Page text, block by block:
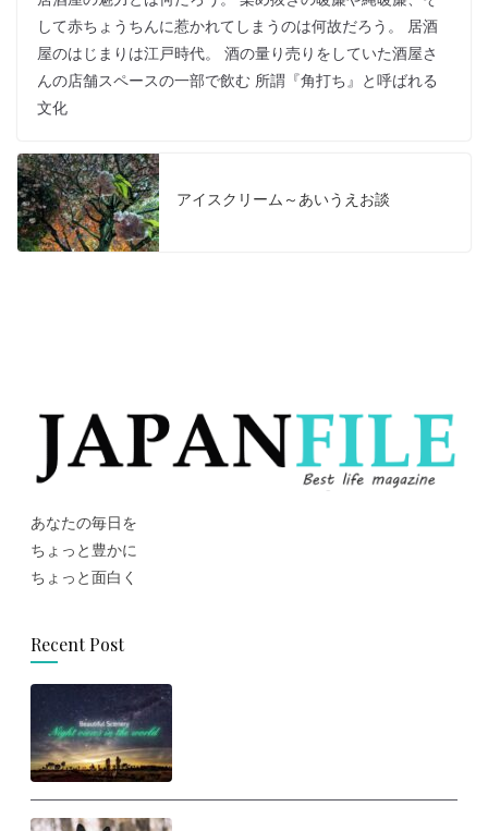
して赤ちょうちんに惹かれてしまうのは何故だろう。 居酒
屋のはじまりは江戸時代。 酒の量り売りをしていた酒屋さ
んの店舗スペースの一部で飲む 所謂『角打ち』と呼ばれる
文化
アイスクリーム～あいうえお談
あなたの毎日を
ちょっと豊かに
ちょっと面白く
Recent Post